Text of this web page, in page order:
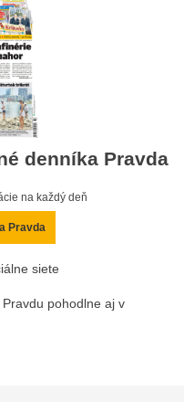
denníka Pravda
na každý deň
Pravda
siete
pohodlne aj v